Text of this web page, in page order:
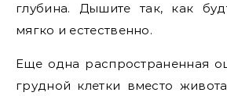
глубина. Дышите так, как
мягко и естественно.
Еще одна распространенная
грудной клетки вместо